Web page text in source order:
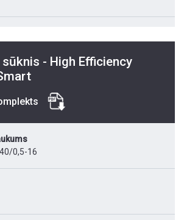
- High Efficiency
0,5-16